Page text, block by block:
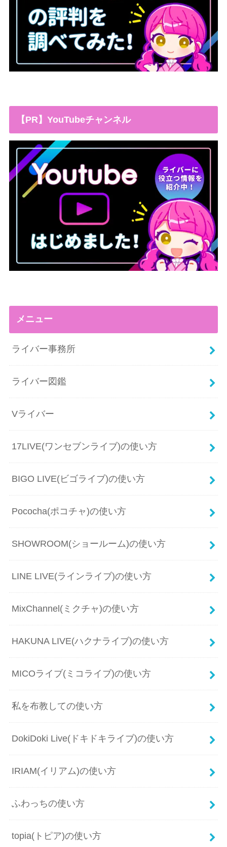
【PR】YouTubeチャンネル
メニュー
ライバー事務所
ライバー図鑑
Vライバー
17LIVE(ワンセブンライブ)の使い方
BIGO LIVE(ビゴライブ)の使い方
Pococha(ポコチャ)の使い方
SHOWROOM(ショールーム)の使い方
LINE LIVE(ラインライブ)の使い方
MixChannel(ミクチャ)の使い方
HAKUNA LIVE(ハクナライブ)の使い方
MICOライブ(ミコライブ)の使い方
私を布教しての使い方
DokiDoki Live(ドキドキライブ)の使い方
IRIAM(イリアム)の使い方
ふわっちの使い方
topia(トピア)の使い方